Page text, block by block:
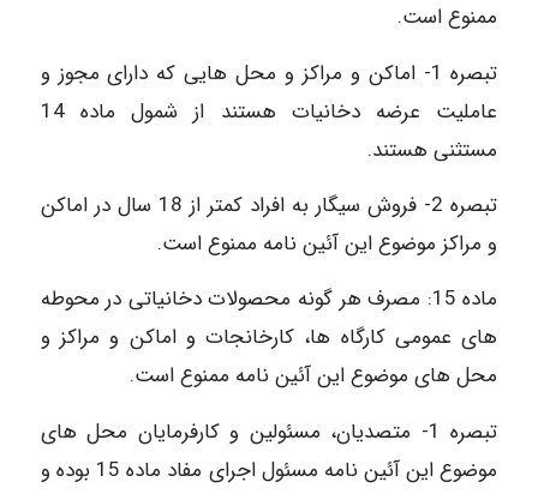
ممنوع است.
تبصره 1- اماکن و مراکز و محل هایی که دارای مجوز و
عاملیت عرضه دخانیات هستند از شمول ماده 14
مستثنی هستند.
تبصره 2- فروش سیگار به افراد کمتر از 18 سال در اماکن
و مراکز موضوع این آئین نامه ممنوع است.
ماده 15: مصرف هر گونه محصولات دخانیاتی در محوطه
های عمومی کارگاه ها، کارخانجات و اماکن و مراکز و
محل های موضوع این آئین نامه ممنوع است.
تبصره 1- متصدیان، مسئولین و کارفرمایان محل های
موضوع این آئین نامه مسئول اجرای مفاد ماده 15 بوده و